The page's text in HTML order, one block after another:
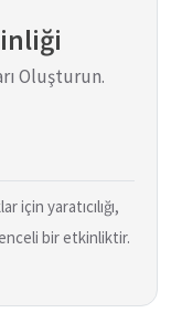
Oluşturun.
için yaratıcılığı,
bir etkinliktir.